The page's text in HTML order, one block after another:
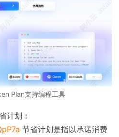
Plan支持编程工具
计划：
节省计划是指以承诺消费